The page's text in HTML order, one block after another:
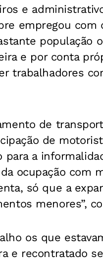
e
empregou com
população
e por conta
trabalhadores
de
de
a
ocupação com
só que a
menores”,
os que
e recontratado